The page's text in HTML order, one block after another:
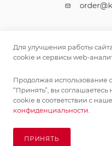
Для улучшения работы
cookie и сервисы web-
Продолжая использование
“Принять”, вы
cookie в соответствии с
конфиденциальности.
ПРИНЯТЬ